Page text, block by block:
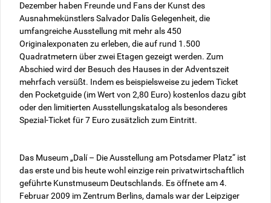
Dezember haben Freunde und Fans der Kunst des
Ausnahmekünstlers Salvador Dalís Gelegenheit, die
umfangreiche Ausstellung mit mehr als 450
Originalexponaten zu erleben, die auf rund 1.500
Quadratmetern über zwei Etagen gezeigt werden. Zum
Abschied wird der Besuch des Hauses in der Adventszeit
mehrfach versüßt. Indem es beispielsweise zu jedem Ticket
den Pocket­guide (im Wert von 2,80 Euro) kostenlos dazu gibt
oder den limitierten Ausstellungskatalog als besonderes
Spezial-Ticket für 7 Euro zusätzlich zum Eintritt.
Das Museum „Dalí – Die Ausstellung am Potsdamer Platz“ ist
das erste und bis heute wohl einzige rein privatwirtschaftlich
geführte Kunstmuseum Deutschlands. Es öffnete am 4.
Februar 2009 im Zentrum Berlins, damals war der Leipziger